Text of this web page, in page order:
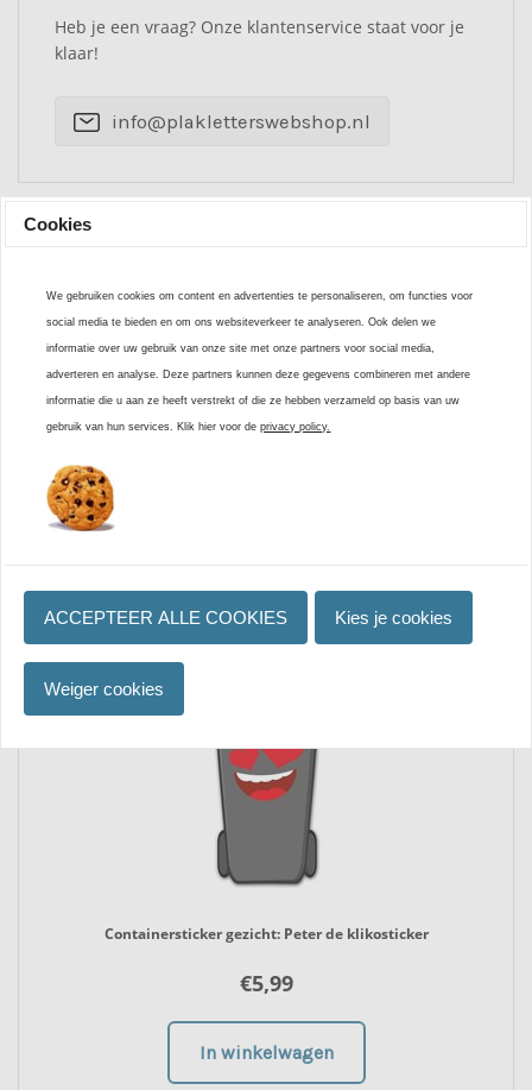
Heb je een vraag? Onze klantenservice staat voor je
klaar!
info@plakletterswebshop.nl
/ 5
0 beoordelingen
vaak samen gekocht met
Containersticker gezicht: Peter de klikosticker
€5,99
In winkelwagen
Cookies
We gebruiken cookies om content en advertenties te personaliseren, om functies voor
social media te bieden en om ons websiteverkeer te analyseren. Ook delen we
informatie over uw gebruik van onze site met onze partners voor social media,
adverteren en analyse. Deze partners kunnen deze gegevens combineren met andere
informatie die u aan ze heeft verstrekt of die ze hebben verzameld op basis van uw
gebruik van hun services. Klik hier voor deprivacy policy.
ACCEPTEER ALLE COOKIES Kies je cookies
Weiger cookies